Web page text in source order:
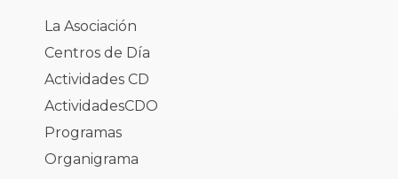
La Asociación
Centros de Día
Actividades CD
ActividadesCDO
Programas
Organigrama